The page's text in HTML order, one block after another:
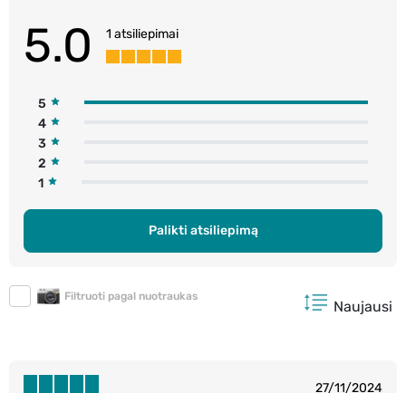
5.0 1 atsiliepimai
5
4
3
2
1
Palikti atsiliepimą
Filtruoti pagal nuotraukas
Naujausi
27/11/2024